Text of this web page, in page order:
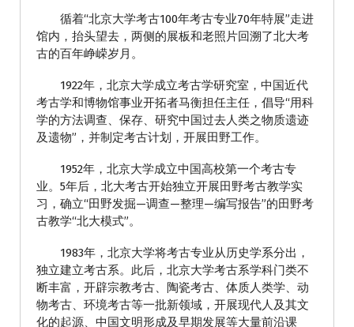
循着“北京大学考古100年考古专业70年特展”走进
馆内，抬头望去，两侧的展板和老照片回溯了北大考
古的百年峥嵘岁月。
1922年，北京大学成立考古学研究室，中国近代
考古学和博物馆事业开拓者马衡担任主任，倡导“用科
学的方法调查、保存、研究中国过去人类之物质遗迹
及遗物”，并制定考古计划，开展田野工作。
1952年，北京大学成立中国高校第一个考古专
业。5年后，北大考古开始独立开展田野考古教学实
习，确立“田野发掘—调查—整理—编写报告”的田野考
古教学“北大模式”。
1983年，北京大学将考古专业从历史学系分出，
独立建立考古系。此后，北京大学考古系学科门类不
断丰富，开辟宗教考古、陶瓷考古、体质人类学、动
物考古、环境考古等一批新领域，开展现代人及其文
化的起源、中国文明形成及早期发展等大量前沿课